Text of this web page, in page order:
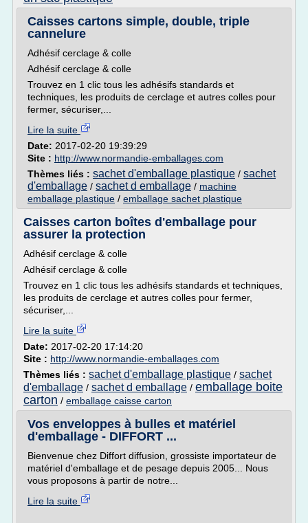
Caisses cartons simple, double, triple
cannelure
Adhésif cerclage & colle
Adhésif cerclage & colle
Trouvez en 1 clic tous les adhésifs standards et
techniques, les produits de cerclage et autres colles pour
fermer, sécuriser,...
Lire la suite
Date: 2017-02-20 19:39:29
Site : http://www.normandie-emballages.com
Thèmes liés : sachet d'emballage plastique / sachet
d'emballage / sachet d emballage / machine
emballage plastique / emballage sachet plastique
Caisses carton boîtes d'emballage pour
assurer la protection
Adhésif cerclage & colle
Adhésif cerclage & colle
Trouvez en 1 clic tous les adhésifs standards et techniques,
les produits de cerclage et autres colles pour fermer,
sécuriser,...
Lire la suite
Date: 2017-02-20 17:14:20
Site : http://www.normandie-emballages.com
Thèmes liés : sachet d'emballage plastique / sachet
d'emballage / sachet d emballage / emballage boite
carton / emballage caisse carton
Vos enveloppes à bulles et matériel
d'emballage - DIFFORT ...
Bienvenue chez Diffort diffusion, grossiste importateur de
matériel d'emballage et de pesage depuis 2005... Nous
vous proposons à partir de notre...
Lire la suite